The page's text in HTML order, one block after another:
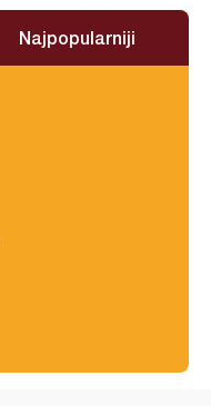
Najpopularniji